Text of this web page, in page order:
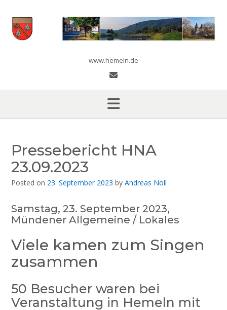
content
www.hemeln.de
Pressebericht HNA
23.09.2023
Posted on 23. September 2023 by Andreas Noll
Samstag, 23. September 2023,
Mündener Allgemeine / Lokales
Viele kamen zum Singen
zusammen
50 Besucher waren bei
Veranstaltung in Hemeln mit